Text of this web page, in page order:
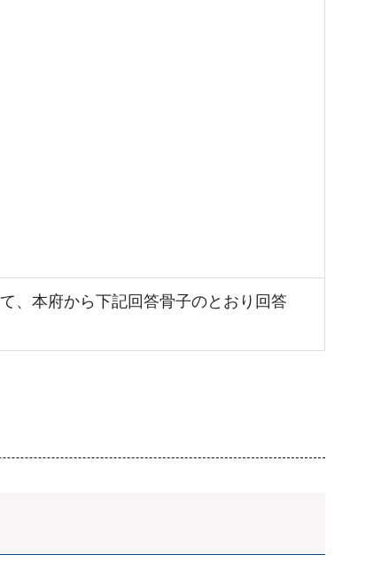
、本府から下記回答骨子のとおり回答